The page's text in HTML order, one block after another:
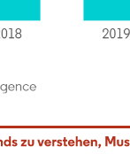
Namensnennung